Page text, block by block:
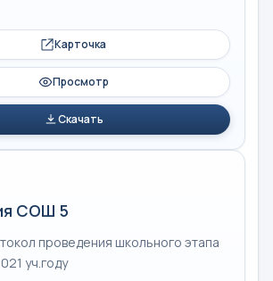
Карточка
Просмотр
Скачать
СОШ 5
проведения школьного этапа
уч.году